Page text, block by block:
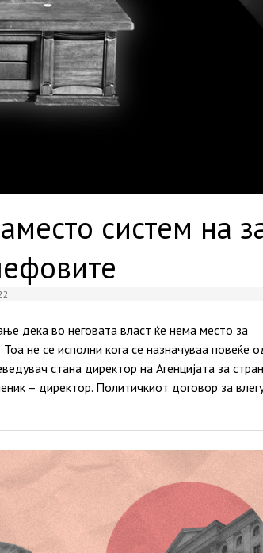
систем на
дека во неговата власт ќе нема место за
не се исполни кога се назначуваа повеќе
стана директор на Агенцијата за
– директор. Политичкиот договор за